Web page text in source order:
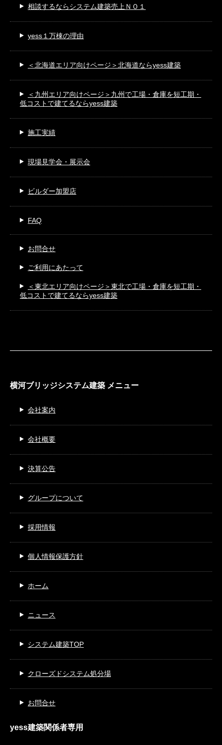
相談するならシステム建築売上ＮＯ１
yess１万棟の理由
＜北海道エリア向けページ＞北海道ならyess建築
＜九州エリア向けページ＞ 九州で工場・倉庫を短工期・
低コストで建てるならyess建築
施工実績
現場見学会・展示会
ビルダー加盟店
FAQ
お問合せ
ご利用にあたって
＜東北エリア向けページ＞東北で工場・倉庫を短工期・
低コストで建てるならyess建築
横河ブリッジシステム建築 メニュー
会社案内
会社概要
決算公告
グループについて
採用情報
個人情報保護方針
ホーム
ニュース
システム建築TOP
クローズドシステム処分場
お問合せ
yess建築関係者専用